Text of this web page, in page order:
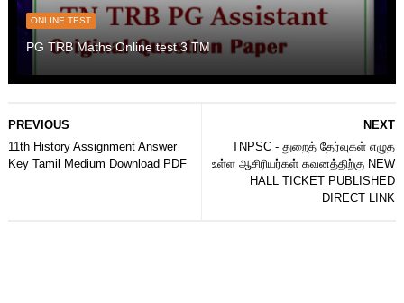
ONLINE TEST
PG TRB Maths Online test 3 TM
NEXT
TNPSC - துறைத் தேர்வுகள் எழுத
உள்ள ஆசிரியர்கள் கவனத்திற்கு NEW
HALL TICKET PUBLISHED
DIRECT LINK
PREVIOUS
11th History Assignment Answer
Key Tamil Medium Download PDF